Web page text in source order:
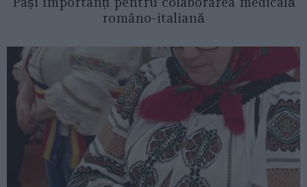
româno-italiană